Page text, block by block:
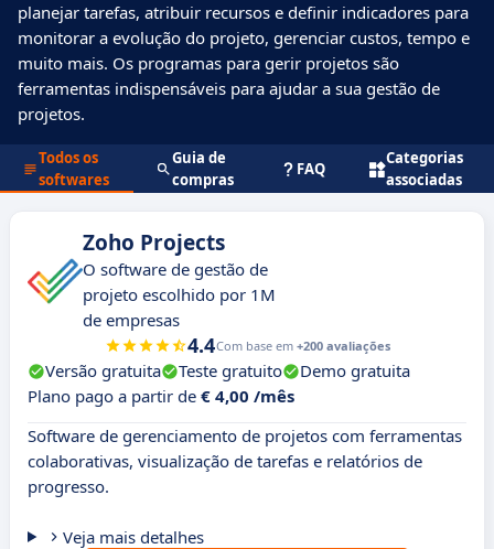
planejar tarefas, atribuir recursos e definir indicadores para
monitorar a evolução do projeto, gerenciar custos, tempo e
muito mais. Os programas para gerir projetos são
ferramentas indispensáveis para ajudar a sua gestão de
projetos.
Todos os
softwares
Guia de
compras
FAQ
Categorias
associadas
Zoho Projects
O software de gestão de
projeto escolhido por 1M
de empresas
4.4Com base em +200 avaliações
Versão gratuita Teste gratuito
Demo gratuita
Plano pago a partir de € 4,00 /mês
Software de gerenciamento de projetos com ferramentas
colaborativas, visualização de tarefas e relatórios de
progresso.
Veja mais detalhes